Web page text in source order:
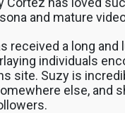
and mature
received a long
individuals
site. Suzy is
else,